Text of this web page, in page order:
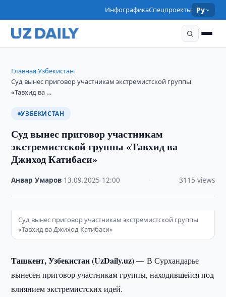
ИнфографикаСпецпроекты Ру
Главная›Узбекистан›
Суд вынес приговор участникам экстремистской группы
«Тавхид ва …
УЗБЕКИСТАН
Суд вынес приговор участникам
экстремистской группы «Тавхид ва
Джиход Катибаси»
Анвар Умаров 13.09.2025 12:00 3115 views
Суд вынес приговор участникам экстремистской группы
«Тавхид ва Джиход Катибаси»
Ташкент, Узбекистан (UzDaily.uz) —В Сурхандарье
вынесен приговор участникам группы, находившейся под
влиянием экстремистских идей.